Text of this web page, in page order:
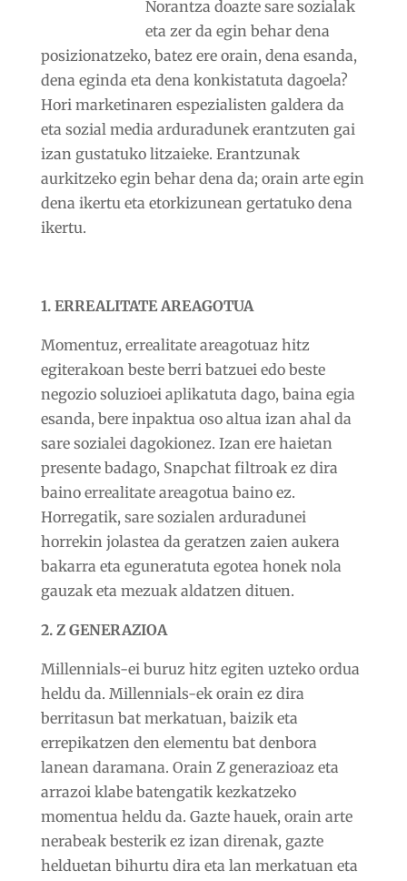
Norantza doazte sare sozialak
eta zer da egin behar dena
posizionatzeko, batez ere orain, dena esanda,
dena eginda eta dena konkistatuta dagoela?
Hori marketinaren espezialisten galdera da
eta sozial media arduradunek erantzuten gai
izan gustatuko litzaieke. Erantzunak
aurkitzeko egin behar dena da; orain arte egin
dena ikertu eta etorkizunean gertatuko dena
ikertu.
1. ERREALITATE AREAGOTUA
Momentuz, errealitate areagotuaz hitz
egiterakoan beste berri batzuei edo beste
negozio soluzioei aplikatuta dago, baina egia
esanda, bere inpaktua oso altua izan ahal da
sare sozialei dagokionez. Izan ere haietan
presente badago, Snapchat filtroak ez dira
baino errealitate areagotua baino ez.
Horregatik, sare sozialen arduradunei
horrekin jolastea da geratzen zaien aukera
bakarra eta eguneratuta egotea honek nola
gauzak eta mezuak aldatzen dituen.
2. Z GENERAZIOA
Millennials-ei buruz hitz egiten uzteko ordua
heldu da. Millennials-ek orain ez dira
berritasun bat merkatuan, baizik eta
errepikatzen den elementu bat denbora
lanean daramana. Orain Z generazioaz eta
arrazoi klabe batengatik kezkatzeko
momentua heldu da. Gazte hauek, orain arte
nerabeak besterik ez izan direnak, gazte
helduetan bihurtu dira eta lan merkatuan eta